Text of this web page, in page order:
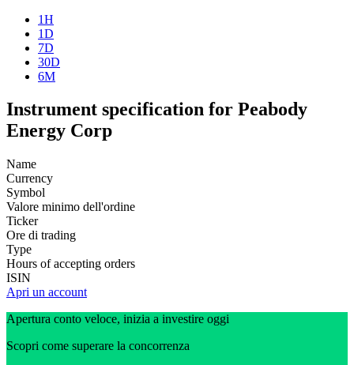
1H
1D
7D
30D
6M
Instrument specification for Peabody
Energy Corp
Name
Currency
Symbol
Valore minimo dell'ordine
Ticker
Ore di trading
Type
Hours of accepting orders
ISIN
Apri un account
Apertura conto veloce, inizia a investire oggi
Scopri come superare la concorrenza